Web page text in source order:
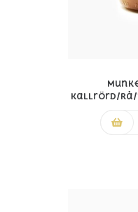
Kallrörd/Rå/